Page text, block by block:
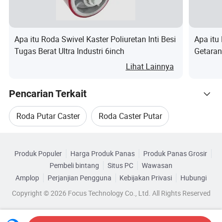
Baja Antikarat
R&D kita sendiri dan bisa memberikan layanan OEM
kepada klien.
Dan waktu pengiriman adalah 2 minggu secara normal.
Kami percaya bahwa mitra bisnis yang profesional dan
Kami menganggap "harga yang wajar, waktu produksi
yang efisien, dan jasa purna jual yang baik" sebagai
hangat, kita berharap dapat bekerja sama dengan lebih
banyak pelanggan untuk saling membangun dan
menguntungkan.
Apa itu Roda Swivel Kaster Poliuretan Inti Besi
Tugas Berat Ultra Industri 6inch
Lihat Lainnya
Apa itu
Pencarian Terkait
Roda Putar Caster Roda Caster Putar
Roda Putar Caster Roda Pusing Nylon
Telusuri menurut Kategori
Produk Populer Harga Produk Panas
Produk Panas Grosir
Pembeli bintang
Situs PC
Wawasan
Amplop
Perjanjian Pengguna Kebijakan Privasi
Hubungi
Copyright © 2026 Focus Technology Co., Ltd. All Rights Reserved